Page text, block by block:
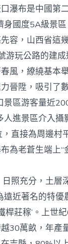
布是中國第
國度5A級景
，山西省這幾
游玩公路的建
風，繚繞基本
晉陞，吸引了
游客量近
進景區介入攝
直接為周邊村
老蒼生端上“
充分，土層深
近著名的特優
莊稼’。上世
30萬畝，年產